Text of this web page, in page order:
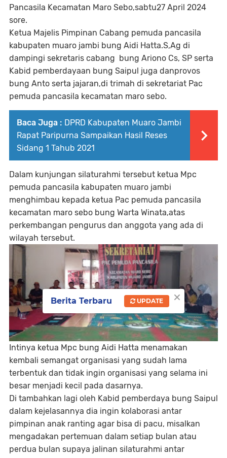
Pancasila Kecamatan Maro Sebo,sabtu27 April 2024
sore.
Ketua Majelis Pimpinan Cabang pemuda pancasila
kabupaten muaro jambi bung Aidi Hatta.S,Ag di
dampingi sekretaris cabang bung Ariono Cs, SP serta
Kabid pemberdayaan bung Saipul juga danprovos
bung Anto serta jajaran,di trimah di sekretariat Pac
pemuda pancasila kecamatan maro sebo.
Baca Juga : DPRD Kabupaten Muaro Jambi
Rapat Paripurna Sampaikan Hasil Reses
Sidang 1 Tahub 2021
Dalam kunjungan silaturahmi tersebut ketua Mpc
pemuda pancasila kabupaten muaro jambi
menghimbau kepada ketua Pac pemuda pancasila
kecamatan maro sebo bung Warta Winata,atas
perkembangan pengurus dan anggota yang ada di
wilayah tersebut.
Intinya ketua Mpc bung Aidi Hatta menamakan
kembali semangat organisasi yang sudah lama
terbentuk dan tidak ingin organisasi yang selama ini
besar menjadi kecil pada dasarnya.
Di tambahkan lagi oleh Kabid pemberdaya bung Saipul
dalam kejelasannya dia ingin kolaborasi antar
pimpinan anak ranting agar bisa di pacu, misalkan
mengadakan pertemuan dalam setiap bulan atau
perdua bulan supaya jalinan silaturahmi antar
×
Berita Terbaru UPDATE